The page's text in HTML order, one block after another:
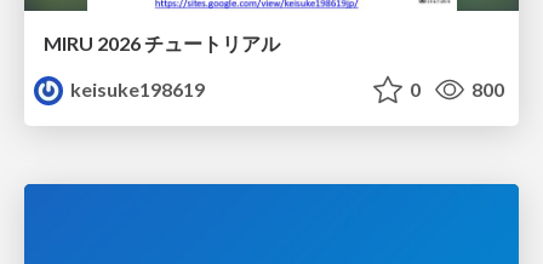
MIRU 2026 チュートリアル
keisuke198619
0 800